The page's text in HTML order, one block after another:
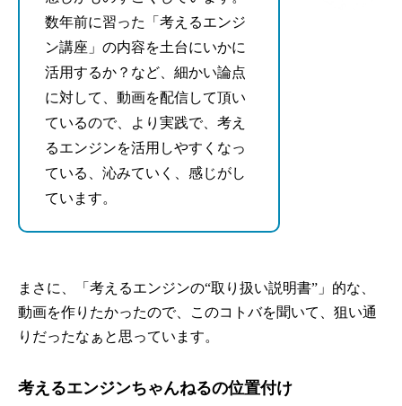
数年前に習った「考えるエンジ
ン講座」の内容を土台にいかに
活用するか？など、細かい論点
に対して、動画を配信して頂い
ているので、より実践で、考え
るエンジンを活用しやすくなっ
ている、沁みていく、感じがし
ています。
まさに、「考えるエンジンの“取り扱い説明書”」的な、
動画を作りたかったので、このコトバを聞いて、狙い通
りだったなぁと思っています。
考えるエンジンちゃんねるの位置付け